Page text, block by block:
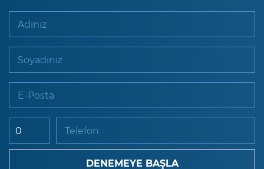
Adınız
Soyadınız
E-Posta
Telefon